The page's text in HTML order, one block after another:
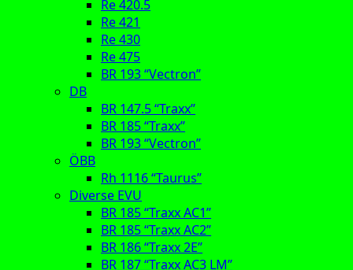
Re 420.5
Re 421
Re 430
Re 475
BR 193 “Vectron”
DB
BR 147.5 “Traxx”
BR 185 “Traxx”
BR 193 “Vectron”
ÖBB
Rh 1116 “Taurus”
Diverse EVU
BR 185 “Traxx AC1”
BR 185 “Traxx AC2”
BR 186 “Traxx 2E”
BR 187 “Traxx AC3 LM”